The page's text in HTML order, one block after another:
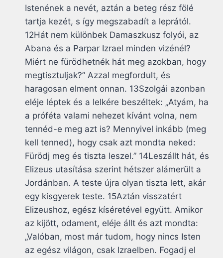
Istenének a nevét, aztán a beteg rész fölé
tartja kezét, s így megszabadít a leprától.
12Hát nem különbek Damaszkusz folyói, az
Abana és a Parpar Izrael minden vizénél?
Miért ne fürödhetnék hát meg azokban, hogy
megtisztuljak?” Azzal megfordult, és
haragosan elment onnan. 13Szolgái azonban
eléje léptek és a lelkére beszéltek: „Atyám, ha
a próféta valami nehezet kívánt volna, nem
tennéd-e meg azt is? Mennyivel inkább (meg
kell tenned), hogy csak azt mondta neked:
Fürödj meg és tiszta leszel.” 14Leszállt hát, és
Elizeus utasítása szerint hétszer alámerült a
Jordánban. A teste újra olyan tiszta lett, akár
egy kisgyerek teste. 15Aztán visszatért
Elizeushoz, egész kíséretével együtt. Amikor
az kijött, odament, eléje állt és azt mondta:
„Valóban, most már tudom, hogy nincs Isten
az egész világon, csak Izraelben. Fogadj el